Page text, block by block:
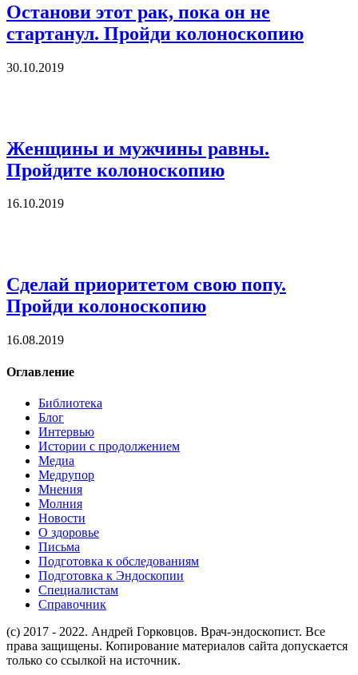
Останови этот рак, пока он не
стартанул. Пройди колоноскопию
30.10.2019
Женщины и мужчины равны.
Пройдите колоноскопию
16.10.2019
Сделай приоритетом свою попу.
Пройди колоноскопию
16.08.2019
Оглавление
Библиотека
Блог
Интервью
Истории с продолжением
Медиа
Медрупор
Мнения
Молния
Новости
О здоровье
Письма
Подготовка к обследованиям
Подготовка к Эндоскопии
Специалистам
Справочник
(c) 2017 - 2022. Андрей Горковцов. Врач-эндоскопист. Все
права защищены. Копирование материалов сайта допускается
только со ссылкой на источник.